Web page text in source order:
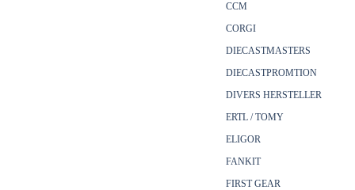
CCM
CORGI
DIECASTMASTERS
DIECASTPROMTION
DIVERS HERSTELLER
ERTL / TOMY
ELIGOR
FANKIT
FIRST GEAR